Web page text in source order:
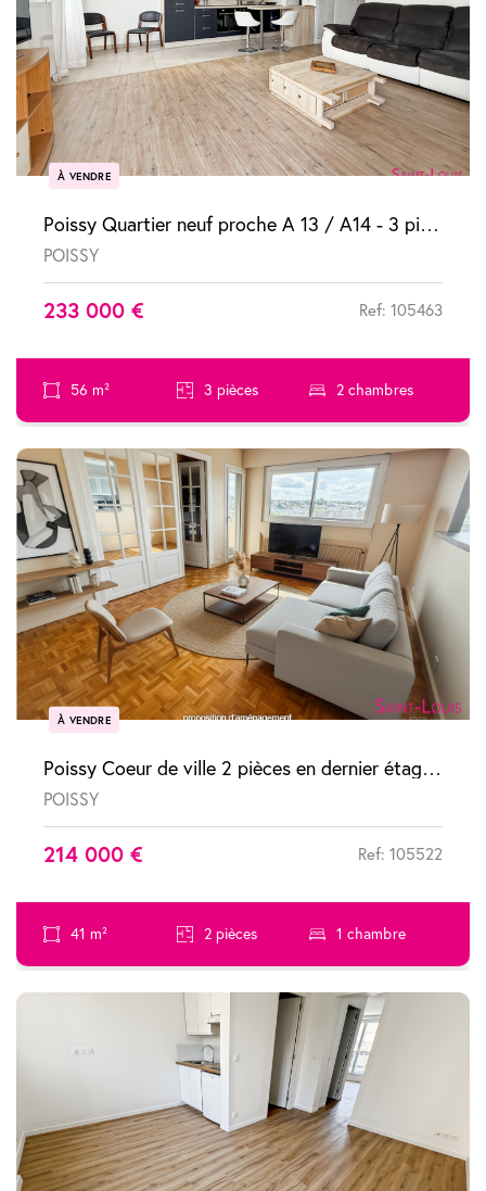
À VENDRE
Poissy Quartier neuf proche A 13 / A14 - 3 pièces avec terrasse
POISSY
233 000 € Ref: 105463
56 m² 3 pièces 2 chambres
À VENDRE
Poissy Coeur de ville 2 pièces en dernier étage avec balcon box et cave
POISSY
214 000 € Ref: 105522
41 m² 2 pièces 1 chambre